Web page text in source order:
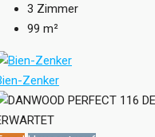
3 Zimmer
99 m²
Zenker